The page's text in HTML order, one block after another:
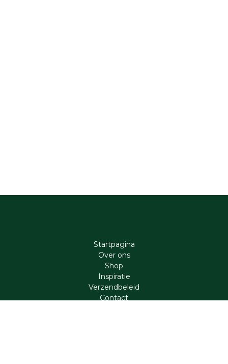
Startpagina
Ove​r​ ons
Shop
Inspiratie
Verzendbeleid
Cont​act